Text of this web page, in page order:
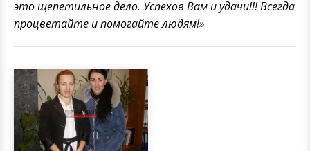
это щепетильное дело. Успехов Вам и удачи!!! Всегда
процветайте и помогайте людям!»